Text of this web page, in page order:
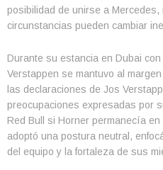
posibilidad de unirse a
circunstancias pueden cambiar
Durante su estancia en Dubai
Verstappen se mantuvo al
las declaraciones de Jos
preocupaciones expresadas por
Red Bull si Horner permanecía
adoptó una postura neutral,
del equipo y la fortaleza de sus